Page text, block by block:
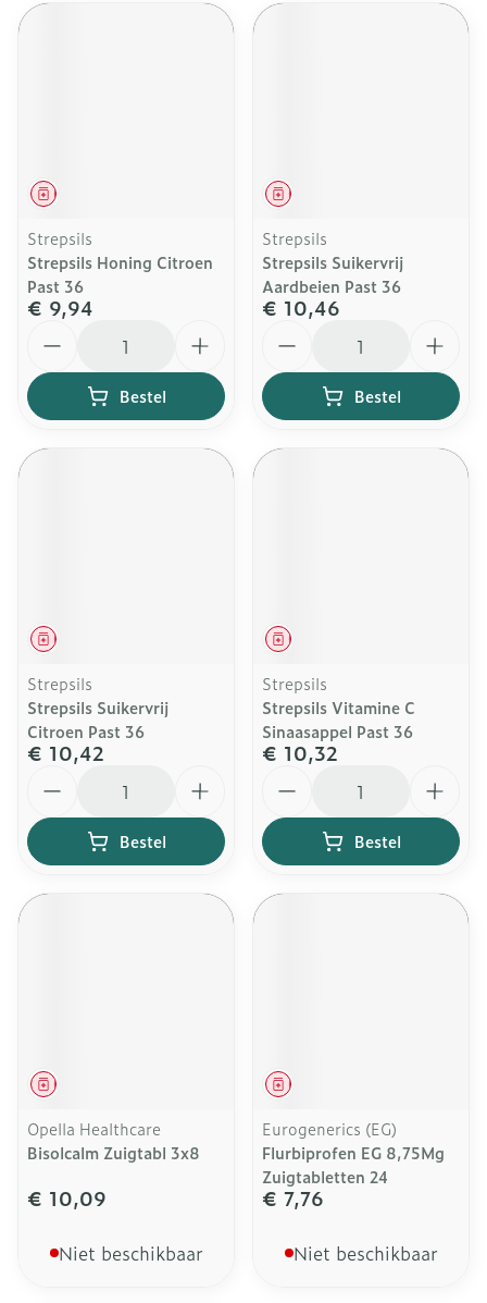
Geneesmiddel
Strepsils
Strepsils Honing Citroen
Past 36
€ 9,94
Bestel
Geneesmiddel
Strepsils
Strepsils Suikervrij
Aardbeien Past 36
€ 10,46
Bestel
Geneesmiddel
Strepsils
Strepsils Suikervrij
Citroen Past 36
€ 10,42
Bestel
Geneesmiddel
Strepsils
Strepsils Vitamine C
Sinaasappel Past 36
€ 10,32
Bestel
Geneesmiddel
Opella Healthcare
Bisolcalm Zuigtabl 3x8
€ 10,09
Niet beschikbaar
Geneesmiddel
Eurogenerics (EG)
Flurbiprofen EG 8,75Mg
Zuigtabletten 24
€ 7,76
Niet beschikbaar